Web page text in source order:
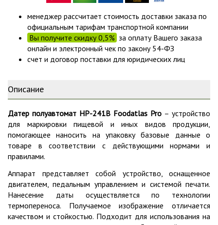
менеджер рассчитает стоимость доставки заказа по
официальным тарифам транспортной компании
Вы получите скидку 0,5% за оплату Вашего заказа
онлайн и электронный чек по закону 54-ФЗ
счет и договор поставки для юридических лиц
Описание
Датер полуавтомат HP-241B Foodatlas Pro – устройство
для маркировки пищевой и иных видов продукции,
помогающее наносить на упаковку базовые данные о
товаре в соответствии с действующими нормами и
правилами.
Аппарат представляет собой устройство, оснащенное
двигателем, педальным управлением и системой печати.
Нанесение даты осуществляется по технологии
термопереноса. Получаемое изображение отличается
качеством и стойкостью. Подходит для использования на